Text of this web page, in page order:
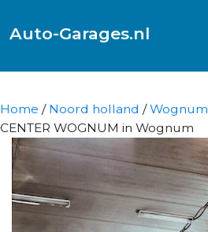
Auto-Garages.nl
Home / Noord holland /Wognum
CENTER WOGNUM in Wognum